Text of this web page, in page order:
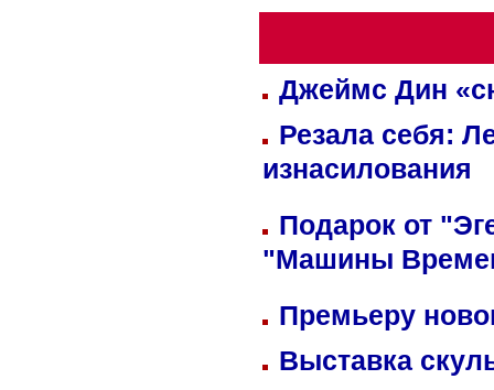
Джеймс Дин
Резала себя:
изнасилования
Подарок от
"Машины
Премьеру
Выставка